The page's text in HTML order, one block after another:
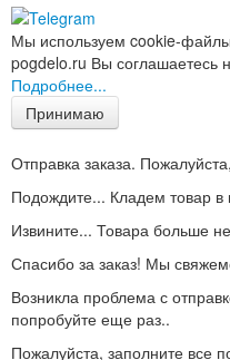
Мы используем cookie-
pogdelo.ru Вы соглашаетесь
Подробнее...
Принимаю
Отправка заказа.
Подождите... Кладем товар в
Извините... Товара больше
Спасибо за заказ! Мы
Возникла проблема с
попробуйте еще раз..
Пожалуйста, заполните все